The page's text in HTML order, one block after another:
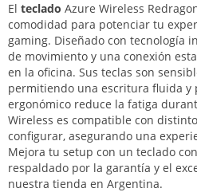
El teclado Azure Wireless
comodidad para potenciar tu
gaming. Diseñado con tecnología
de movimiento y una conexión
en la oficina. Sus teclas son
permitiendo una escritura fluida y
ergonómico reduce la fatiga
Wireless es compatible con
configurar, asegurando una
Mejora tu setup con un teclado
respaldado por la garantía y el
nuestra tienda en Argentina.